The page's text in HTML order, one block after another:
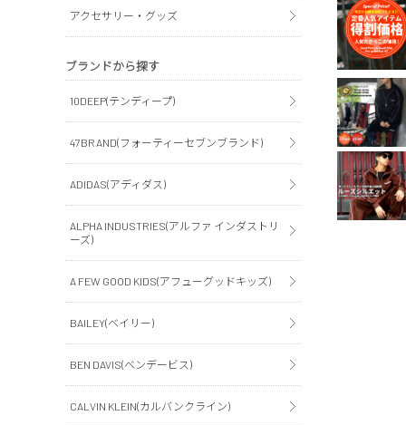
アクセサリー・グッズ
ブランドから探す
10DEEP(テンディープ)
47BRAND(フォーティーセブンブランド)
ADIDAS(アディダス)
ALPHA INDUSTRIES(アルファ インダストリ
ーズ)
A FEW GOOD KIDS(アフューグッドキッズ)
BAILEY(ベイリー)
BEN DAVIS(ベンデービス)
CALVIN KLEIN(カルバンクライン)